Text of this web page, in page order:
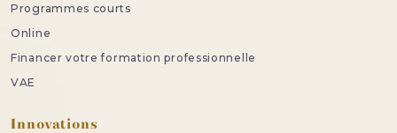
Programmes courts
Online
Financer votre formation professionnelle
VAE
Innovations